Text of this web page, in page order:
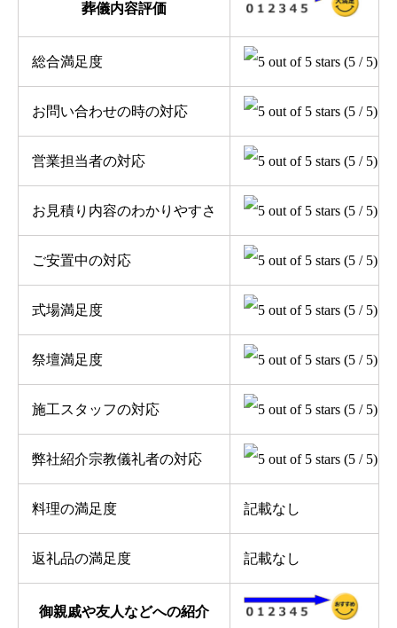
葬儀内容評価
総合満足度 (5 / 5)
お問い合わせの時の対応 (5 / 5)
営業担当者の対応 (5 / 5)
お見積り内容のわかりやすさ (5 / 5)
ご安置中の対応 (5 / 5)
式場満足度 (5 / 5)
祭壇満足度 (5 / 5)
施工スタッフの対応 (5 / 5)
弊社紹介宗教儀礼者の対応 (5 / 5)
料理の満足度 記載なし
返礼品の満足度 記載なし
御親戚や友人などへの紹介